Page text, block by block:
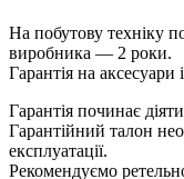
На побутову техніку
виробника — 2 роки.
Гарантія на
Гарантія починає
Гарантійний талон
експлуатації.
Рекомендуємо